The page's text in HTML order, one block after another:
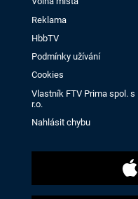
Reklama
HbbTV
Podmínky užívání
Cookies
Vlastník FTV Prima spol. s
r.o.
Nahlásit chybu